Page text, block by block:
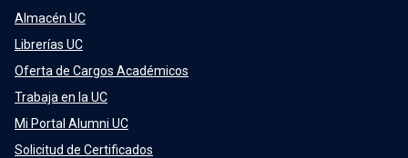
Almacén UC
Librerías UC
Oferta de Cargos Académicos
Trabaja en la UC
Mi Portal Alumni UC
Solicitud de Certificados